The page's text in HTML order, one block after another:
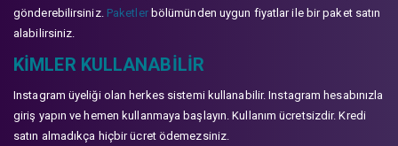
gönderebilirsiniz. Paketlerbölümünden uygun fiyatlar ile bir paket satın
alabilirsiniz.
KIMLER KULLANABILIR
Instagram üyeliği olan herkes sistemi kullanabilir. Instagram hesabınızla
giriş yapın ve hemen kullanmaya başlayın. Kullanım ücretsizdir. Kredi
satın almadıkça hiçbir ücret ödemezsiniz.